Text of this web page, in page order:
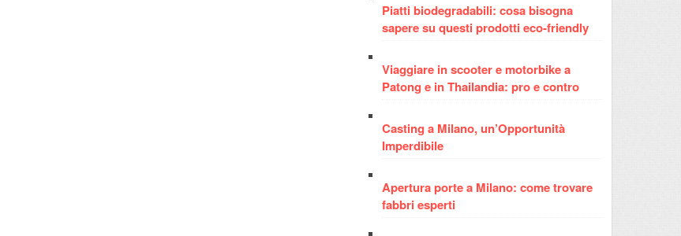
Piatti biodegradabili: cosa bisogna
sapere su questi prodotti eco-friendly
Viaggiare in scooter e motorbike a
Patong e in Thailandia: pro e contro
Casting a Milano, un’Opportunità
Imperdibile
Apertura porte a Milano: come trovare
fabbri esperti